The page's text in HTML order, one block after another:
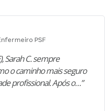
PSF
Sarah C. sempre
o caminho mais seguro
profissional. Após o…”